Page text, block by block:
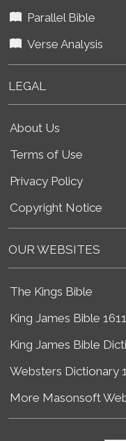
Parallel Bible
Verse Analysis
LEGAL
About Us
Terms of Use
Privacy Policy
Copyright Notice
OUR WEBSITES
The Kings Bible
King James Bible 1611
King James Bible
Websters Dictionary
More Masonsoft